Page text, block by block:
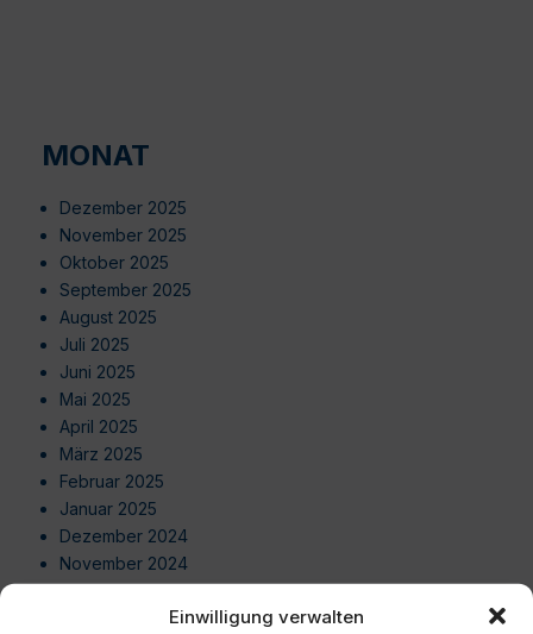
Einwilligung verwalten
MONAT
Dezember 2025
November 2025
Oktober 2025
September 2025
August 2025
Juli 2025
Juni 2025
Mai 2025
April 2025
März 2025
Februar 2025
Januar 2025
Dezember 2024
November 2024
Oktober 2024
September 2024